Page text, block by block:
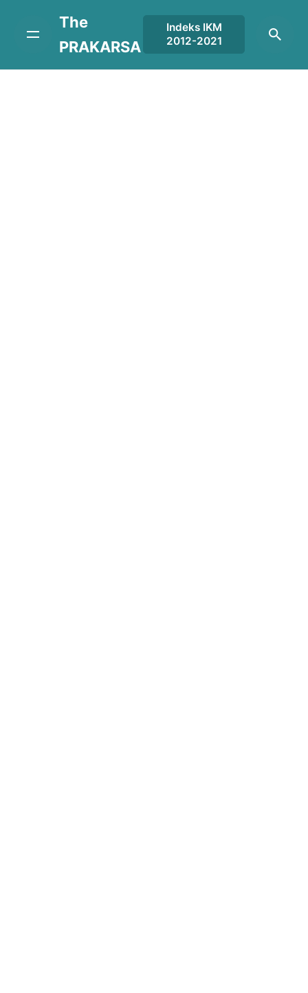
content
The
PRAKARSA
Indeks IKM
2012-2021